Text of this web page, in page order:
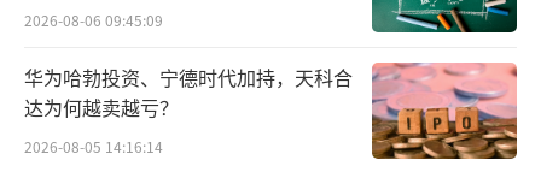
构正在被重新切分。过去，酱油、蚝油、复合
调味料等产品主要依靠经销商、商超、餐饮渠
道铺货；但近几年，抖音电商、社区团购、即
时零售、会员店、折扣店不断切走流量，传
困局
2026-08-06 09:45:09
华为哈勃投资、宁德时代加持，天科合
达为何越卖越亏？
2026-08-05 14:16:14